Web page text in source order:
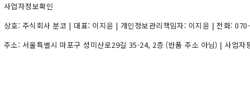
사업자정보확인
상호: 주식회사 분코 | 대표: 이지윤 | 개인정보관리책임자: 이지윤 | 전화:
주소: 서울특별시 마포구 성미산로29길 35-24, 2층 (반품 주소 아님) | 사업자